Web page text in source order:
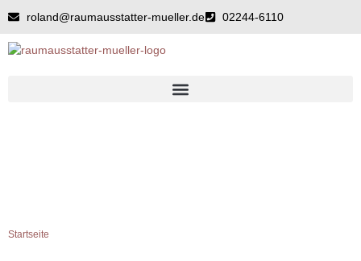
Inhalt
springen
roland@raumausstatter-mueller.de 02244-6110
Startseite